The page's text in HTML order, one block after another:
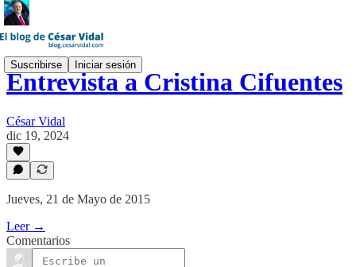
Suscribirse Iniciar sesión
Entrevista a Cristina Cifuentes
César Vidal
dic 19, 2024
Jueves, 21 de Mayo de 2015
Leer →
Comentarios